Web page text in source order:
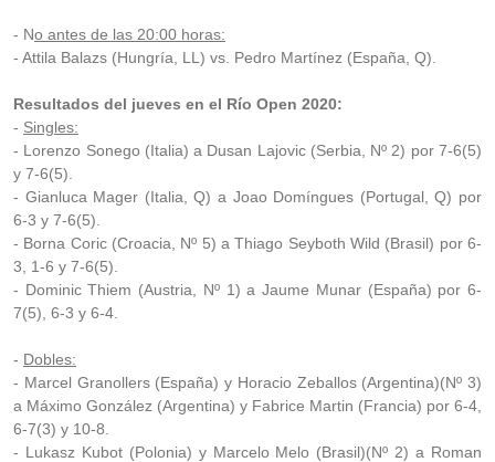
- No antes de las 20:00 horas:
- Attila Balazs (Hungría, LL) vs. Pedro Martínez (España, Q).
Resultados del jueves en el Río Open 2020:
- Singles:
- Lorenzo Sonego (Italia) a Dusan Lajovic (Serbia, Nº 2) por 7-6(5)
y 7-6(5).
- Gianluca Mager (Italia, Q) a Joao Domíngues (Portugal, Q) por
6-3 y 7-6(5).
- Borna Coric (Croacia, Nº 5) a Thiago Seyboth Wild (Brasil) por 6-
3, 1-6 y 7-6(5).
- Dominic Thiem (Austria, Nº 1) a Jaume Munar (España) por 6-
7(5), 6-3 y 6-4.
- Dobles:
- Marcel Granollers (España) y Horacio Zeballos (Argentina)(Nº 3)
a Máximo González (Argentina) y Fabrice Martin (Francia) por 6-4,
6-7(3) y 10-8.
- Lukasz Kubot (Polonia) y Marcelo Melo (Brasil)(Nº 2) a Roman